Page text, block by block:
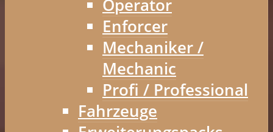
Operator
Enforcer
Mechaniker /
Mechanic
Profi / Professional
Fahrzeuge